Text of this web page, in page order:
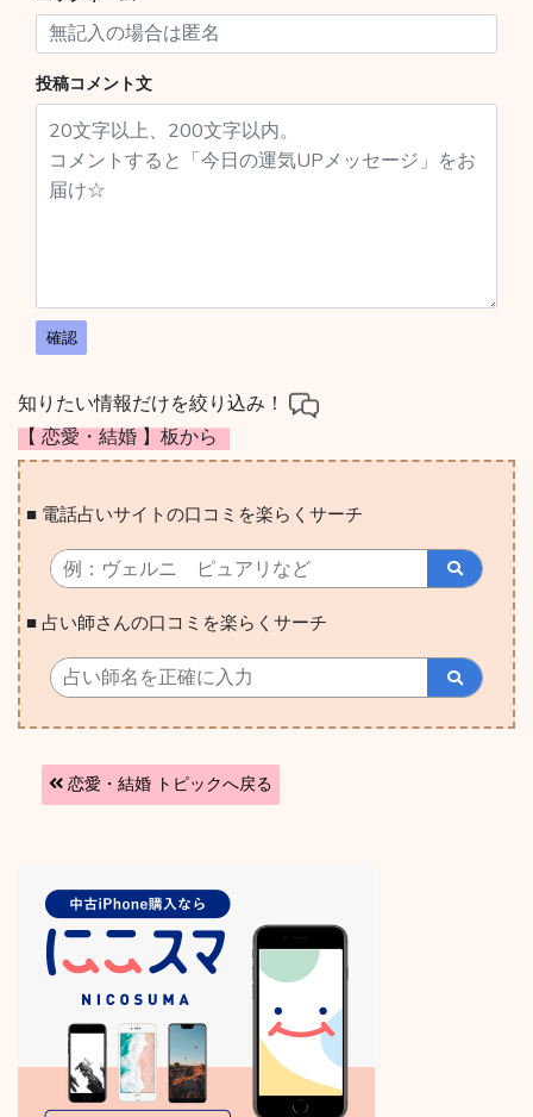
投稿コメント文
確認
知りたい情報だけを絞り込み！
【 恋愛・結婚 】板から
■ 電話占いサイトの口コミを楽らくサーチ
■ 占い師さんの口コミを楽らくサーチ
恋愛・結婚 トピックへ戻る